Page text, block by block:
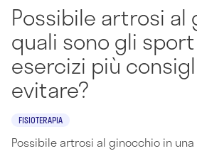
Possibile artrosi al
quali sono gli
esercizi più
evitare?
FISIOTERAPIA
Possibile artrosi al ginocchio in